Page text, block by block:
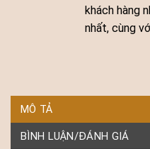
khách hàng
nhất, cùng
MÔ TẢ
BÌNH LUẬN/ĐÁNH GIÁ